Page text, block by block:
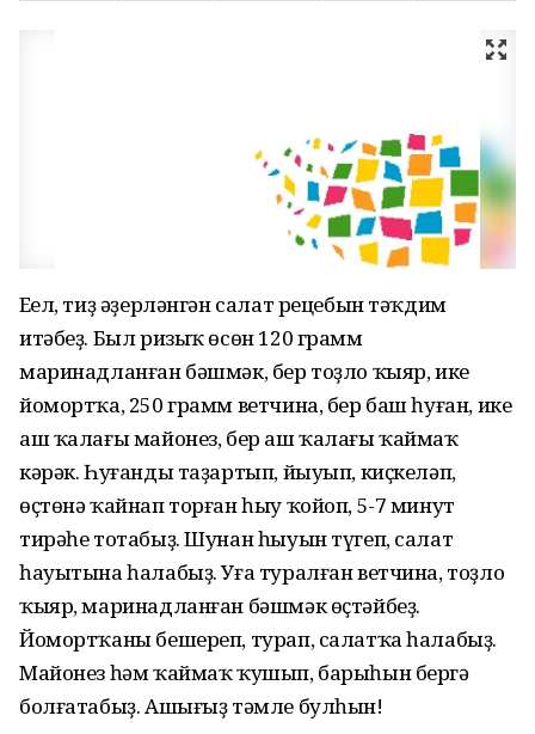
Еңел, тиҙ әҙерләнгән салат рецебын тәҡдим
итәбеҙ. Был ризыҡ өсөн 120 грамм
маринадланған бәшмәк, бер тоҙло ҡыяр, ике
йомортҡа, 250 грамм ветчина, бер баш һуған, ике
аш ҡалағы майонез, бер аш ҡалағы ҡаймаҡ
кәрәк. Һуғанды таҙартып, йыуып, киҫкеләп,
өҫтөнә ҡайнап торған һыу ҡойоп, 5-7 минут
тирәһе тотабыҙ. Шунан һыуын түгеп, салат
һауытына һалабыҙ. Уға туралған ветчина, тоҙло
ҡыяр, маринадланған бәшмәк өҫтәйбеҙ.
Йомортҡаны бешереп, турап, салатҡа һалабыҙ.
Майонез һәм ҡаймаҡ ҡушып, барыһын бергә
болғатабыҙ. Ашығыҙ тәмле булһын!